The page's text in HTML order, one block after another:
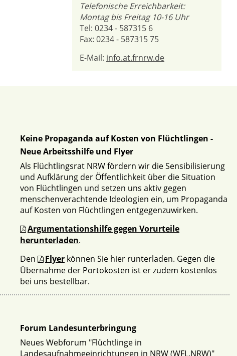
Telefonische Erreichbarkeit:
Montag bis Freitag 10-16 Uhr
Tel: 0234 - 587315 6
Fax: 0234 - 587315 75
E-Mail: info.at.frnrw.de
Keine Propaganda auf Kosten von Flüchtlingen -
Neue Arbeitsshilfe und Flyer
Als Flüchtlingsrat NRW fördern wir die Sensibilisierung
und Aufklärung der Öffentlichkeit über die Situation
von Flüchtlingen und setzen uns aktiv gegen
menschenverachtende Ideologien ein, um Propaganda
auf Kosten von Flüchtlingen entgegenzuwirken.
Argumentationshilfe gegen Vorurteile
herunterladen.
Den
Flyer können Sie hier runterladen. Gegen die
Übernahme der Portokosten ist er zudem kostenlos
bei uns bestellbar.
Forum Landesunterbringung
Neues Webforum "Flüchtlinge in
Landesaufnahmeeinrichtungen in NRW (WFL.NRW)"